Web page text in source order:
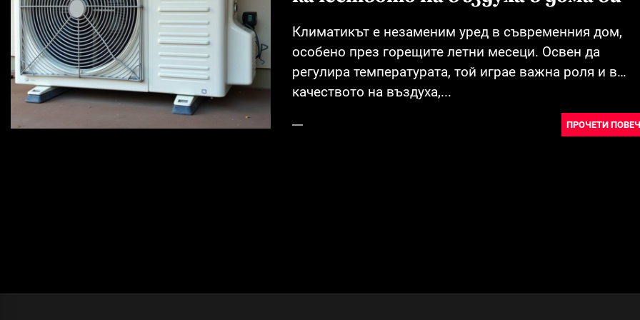
Климатикът е незаменим уред в съвременния дом,
особено през горещите летни месеци. Освен да
регулира температурата, той играе важна роля и в
качеството на въздуха,...
ПРОЧЕТИ